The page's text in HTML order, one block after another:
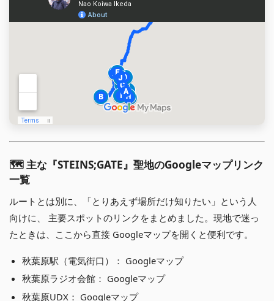
🗺 主な『STEINS;GATE』聖地のGoogleマップリンク
一覧
ルートとは別に、「とりあえず場所だけ知りたい」という人
向けに、 主要スポットのリンクをまとめました。現地で迷っ
たときは、ここから直接 Googleマップを開くと便利です。
秋葉原駅（電気街口）： Googleマップ
秋葉原ラジオ会館： Googleマップ
秋葉原UDX： Googleマップ